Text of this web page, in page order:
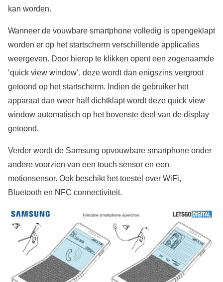
kan worden.
Wanneer de vouwbare smartphone volledig is opengeklapt
worden er op het startscherm verschillende applicaties
weergeven. Door hierop te klikken opent een zogenaamde
‘quick view window’, deze wordt dan enigszins vergroot
getoond op het startscherm. Indien de gebruiker het
apparaat dan weer half dichtklapt wordt deze quick view
window automatisch op het bovenste deel van de display
getoond.
Verder wordt de Samsung opvouwbare smartphone onder
andere voorzien van een touch sensor en een
motionsensor. Ook beschikt het toestel over WiFi,
Bluetooth en NFC connectiviteit.